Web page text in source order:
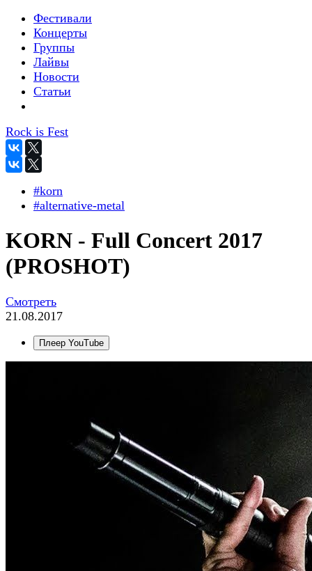
Фестивали
Концерты
Группы
Лайвы
Новости
Статьи
Rock is Fest
#korn
#alternative-metal
KORN - Full Concert 2017
(PROSHOT)
Смотреть
21.08.2017
Плеер YouTube